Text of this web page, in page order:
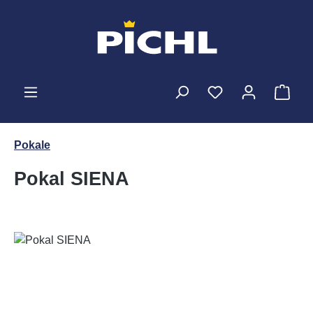
Pokale
Pokal SIENA
Bildergalerie überspringen